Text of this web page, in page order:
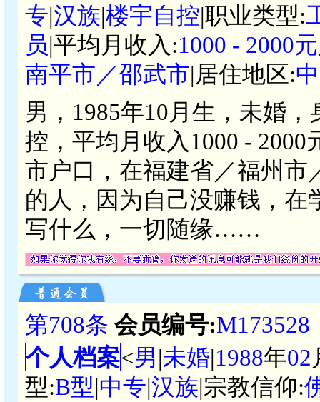
专|汉族|楼宇自控|职业类型:
员|平均月收入:1000 - 2000
南平市／邵武市|居住地区:
男，1985年10月生，未婚
控，平均月收入1000 -
市户口，在福建省／福州市
的人，因为自己没赚钱，
写什么，一切随缘……
第708条 会员编号:M173528
个人档案<男|未婚|1988年02
型:B型|中专|汉族|宗教信仰: